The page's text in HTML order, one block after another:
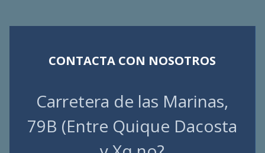
CONTACTA CON NOSOTROS
Carretera de las Marinas,
79B (Entre Quique Dacosta